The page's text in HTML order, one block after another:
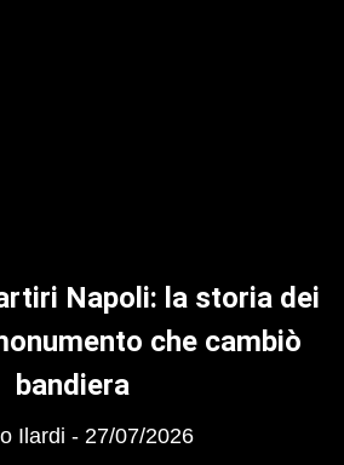
Napoli: la storia dei
che cambiò
bandiera
Ilardi 27/07/2026